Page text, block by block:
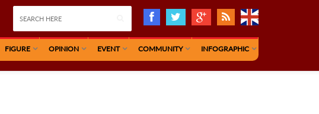
FIGURE OPINION EVENT COMMUNITY INFOGRAPHIC